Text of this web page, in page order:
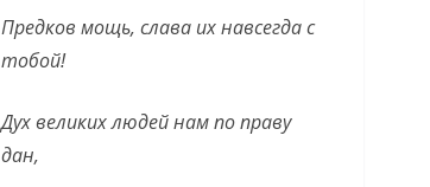
Предков мощь, слава их навсегда с
тобой!
Дух великих людей нам по праву
дан,